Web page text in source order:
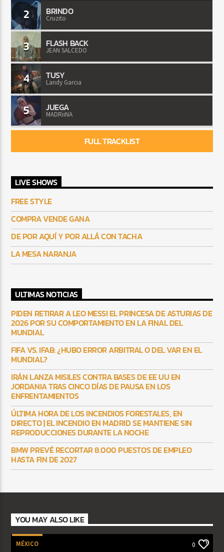
2 BRINDO
Cruzito
3 FLASH BACK
JEAN SALCEDO
4 TUSY
Landy Garcia
5 JUEGA
MADRiiNA
FULL TRACKLIST
LIVE SHOWS
FREE STYLE
COMPRA VENDE GANA
DE POR AQUÍ Y POR ALLÁ CON TACHA
LA MESA NARANJA
ULTIMAS NOTICIAS
PIDEN RETIRAR A LEO MESSI EL PRINCESA DE ASTURIAS DE
2026 POR SU COMPORTAMIENTO EN LA FINAL DEL
MUNDIAL
FIFA VS. IFAB: ¿HUBO ERROR ARBITRAL O DEL VAR EN EL
MUNDIAL?
IRÁN LANZA MISILES CONTRA BASES DE EE UU EN
JORDANIA TRAS CINCO DÍAS DE PAUSA EN LOS
ENFRENTAMIENTOS
ÚLTIMA HORA DE LOS INCENDIOS FORESTALES, EN
DIRECTO | EL INCENDIO EN MADRID SE MANTIENE SIN
REPRODUCCIONES DURANTE LA NOCHE
BMW PREVÉ RECORTAR 8.000 PUESTOS DE EMPLEO
HASTA FIN DE 2027
YOU MAY ALSO LIKE
MÉXICO 0